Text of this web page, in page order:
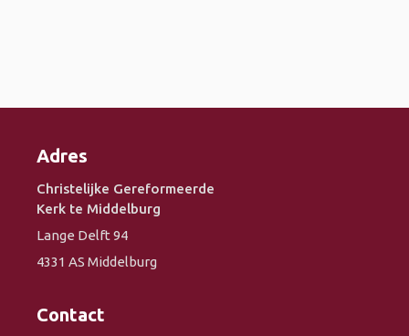
Adres
Christelijke Gereformeerde
Kerk te Middelburg
Lange Delft 94
4331 AS Middelburg
Contact